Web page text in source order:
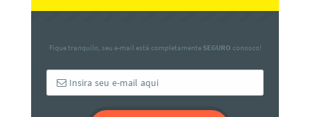
Fique tranquilo, seu e-mail está completamente SEGURO conosco!